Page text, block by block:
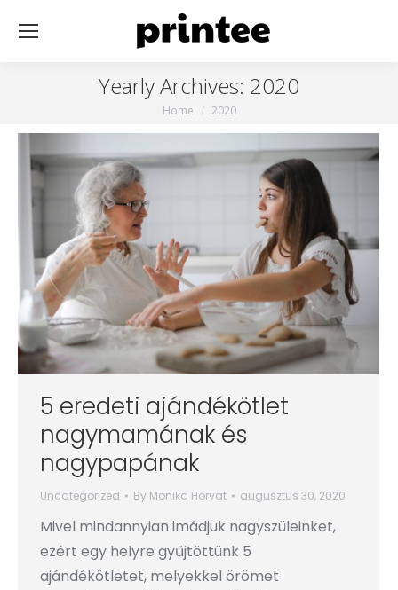
Yearly Archives: 2020
You are here:
Home 2020
5 eredeti ajándékötlet
nagymamának és
nagypapának
Uncategorized By Monika Horvat augusztus 30, 2020
Mivel mindannyian imádjuk nagyszüleinket,
ezért egy helyre gyűjtöttünk 5
ajándékötletet, melyekkel örömet